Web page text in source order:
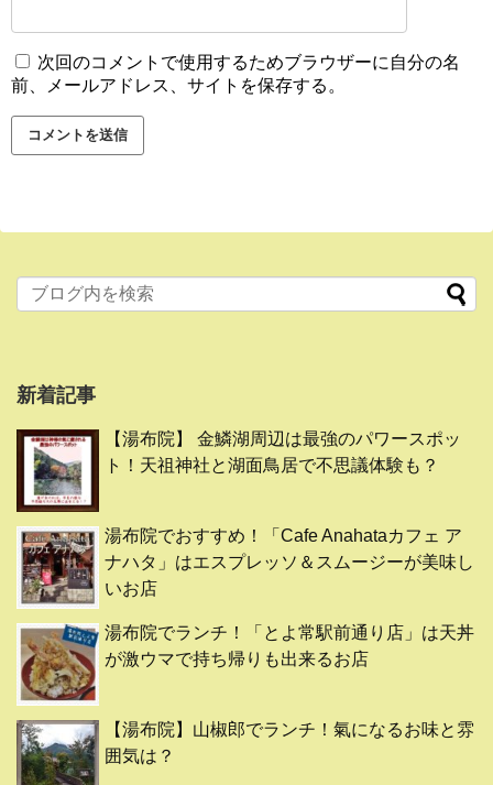
次回のコメントで使用するためブラウザーに自分の名
前、メールアドレス、サイトを保存する。
新着記事
【湯布院】 金鱗湖周辺は最強のパワースポッ
ト！天祖神社と湖面鳥居で不思議体験も？
湯布院でおすすめ！「Cafe Anahataカフェ ア
ナハタ」はエスプレッソ＆スムージーが美味し
いお店
湯布院でランチ！「とよ常駅前通り店」は天丼
が激ウマで持ち帰りも出来るお店
【湯布院】山椒郎でランチ！氣になるお味と雰
囲気は？